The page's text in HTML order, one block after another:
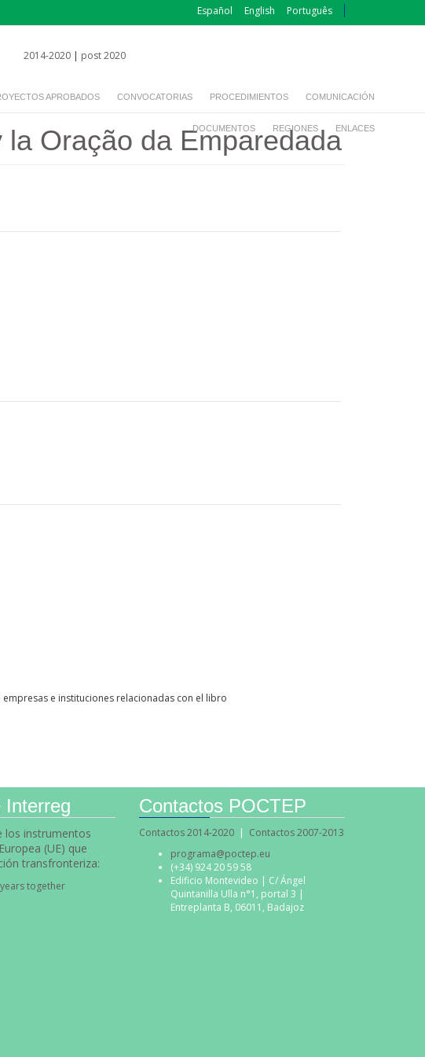
Español English Português
APROBADOS CONVOCATORIAS PROCEDIMIENTOS COMUNICACIÓN
DOCUMENTOS REGIONES ENLACES
2014-2020 | post 2020
Oração da Emparedada
e instituciones relacionadas con el libro
Interreg
los instrumentos
(UE) que
transfronteriza:
Contactos POCTEP
Contactos 2014-2020| Contactos 2007-2013
programa@poctep.eu
(+34) 924 20 59 58
Edificio Montevideo | C/ Ángel
Quintanilla Ulla n°1, portal 3 |
Entreplanta B, 06011, Badajoz